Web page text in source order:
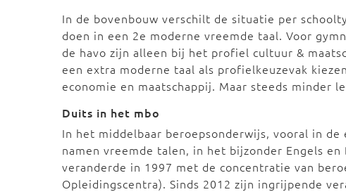
In de bovenbouw verschilt de situatie per
doen in een 2e moderne vreemde taal. Voor
de havo zijn alleen bij het profiel cultuur &
een extra moderne taal als profielkeuzevak
economie en maatschappij. Maar steeds minder
Duits in het mbo
In het middelbaar beroepsonderwijs, vooral in
namen vreemde talen, in het bijzonder Engels
veranderde in 1997 met de concentratie van
Opleidingscentra). Sinds 2012 zijn ingrijpende